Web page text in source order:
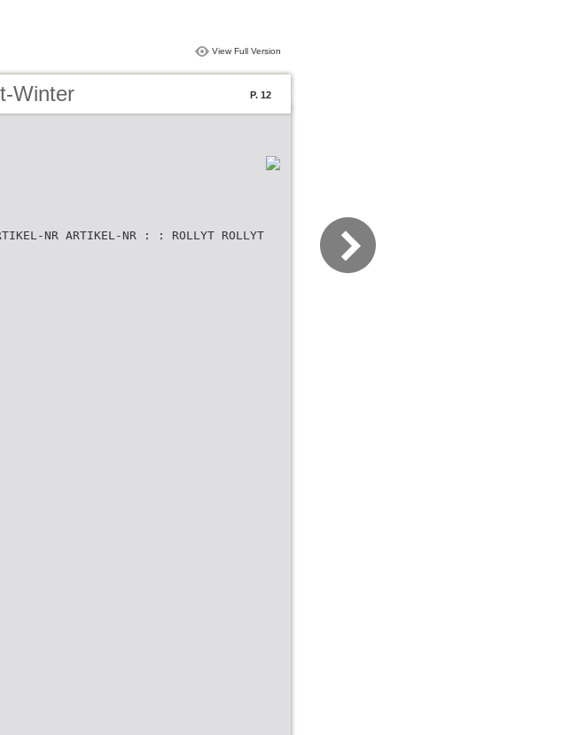
View Full Version
Winter
P. 12
NR ARTIKEL-NR : : ROLLYT ROLLYT